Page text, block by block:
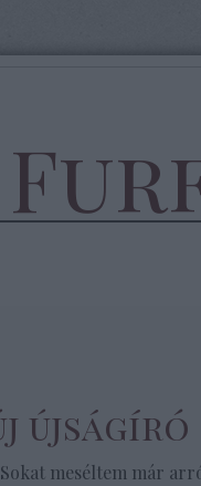
újságíró
Sokat meséltem már